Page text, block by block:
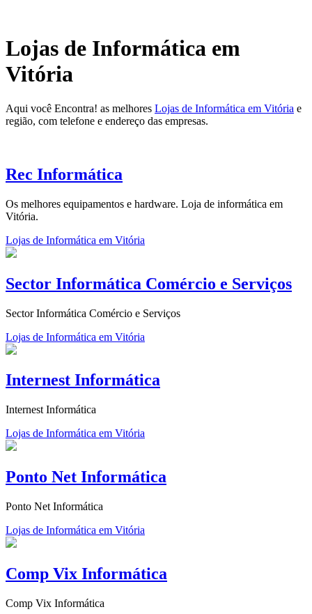
Lojas de Informática em
Vitória
Aqui você Encontra! as melhores Lojas de Informática em Vitória e
região, com telefone e endereço das empresas.
Rec Informática
Os melhores equipamentos e hardware. Loja de informática em
Vitória.
Lojas de Informática em Vitória
Sector Informática Comércio e Serviços
Sector Informática Comércio e Serviços
Lojas de Informática em Vitória
Internest Informática
Internest Informática
Lojas de Informática em Vitória
Ponto Net Informática
Ponto Net Informática
Lojas de Informática em Vitória
Comp Vix Informática
Comp Vix Informática